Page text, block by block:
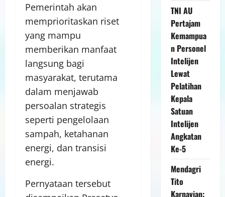
Pemerintah akan
memprioritaskan riset
yang mampu
memberikan manfaat
langsung bagi
masyarakat, terutama
dalam menjawab
persoalan strategis
seperti pengelolaan
sampah, ketahanan
energi, dan transisi
energi.
Pernyataan tersebut
TNI AU
Pertajam
Kemampua
n Personel
Intelijen
Lewat
Pelatihan
Kepala
Satuan
Intelijen
Angkatan
Ke-5
Mendagri
Tito
Karnavian: